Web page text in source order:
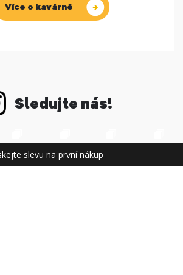
Více o kavárně
Sledujte nás!
slevu na první nákup